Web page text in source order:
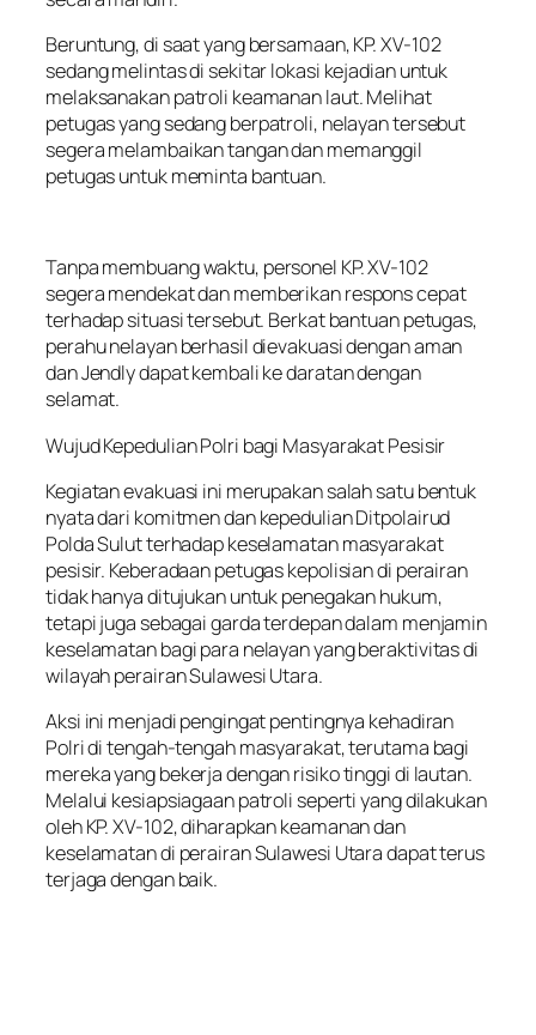
Beruntung, di saat yang bersamaan, KP. XV-102
sedang melintas di sekitar lokasi kejadian untuk
melaksanakan patroli keamanan laut. Melihat
petugas yang sedang berpatroli, nelayan tersebut
segera melambaikan tangan dan memanggil
petugas untuk meminta bantuan.
Tanpa membuang waktu, personel KP. XV-102
segera mendekat dan memberikan respons cepat
terhadap situasi tersebut. Berkat bantuan petugas,
perahu nelayan berhasil dievakuasi dengan aman
dan Jendly dapat kembali ke daratan dengan
selamat.
Wujud Kepedulian Polri bagi Masyarakat Pesisir
Kegiatan evakuasi ini merupakan salah satu bentuk
nyata dari komitmen dan kepedulian Ditpolairud
Polda Sulut terhadap keselamatan masyarakat
pesisir. Keberadaan petugas kepolisian di perairan
tidak hanya ditujukan untuk penegakan hukum,
tetapi juga sebagai garda terdepan dalam menjamin
keselamatan bagi para nelayan yang beraktivitas di
wilayah perairan Sulawesi Utara.
Aksi ini menjadi pengingat pentingnya kehadiran
Polri di tengah-tengah masyarakat, terutama bagi
mereka yang bekerja dengan risiko tinggi di lautan.
Melalui kesiapsiagaan patroli seperti yang dilakukan
oleh KP. XV-102, diharapkan keamanan dan
keselamatan di perairan Sulawesi Utara dapat terus
terjaga dengan baik.